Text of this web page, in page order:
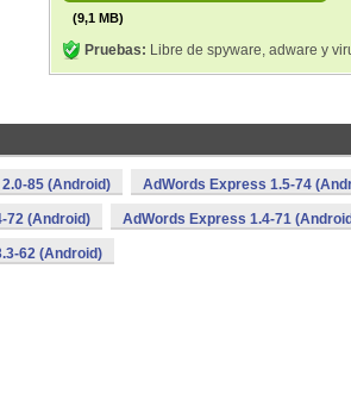
(9,1 MB)
Pruebas: Libre de spyware, adware y
85 (Android) AdWords Express 1.5-74
72 (Android) AdWords Express 1.4-71
62 (Android)